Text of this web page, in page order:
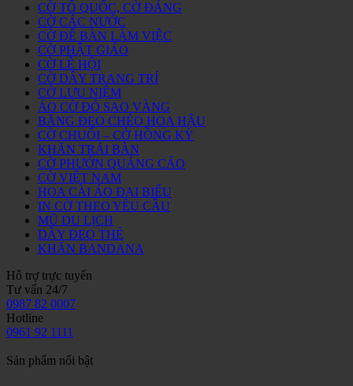
CỜ TỔ QUỐC, CỜ ĐẢNG
CỜ CÁC NƯỚC
CỜ ĐỂ BÀN LÀM VIỆC
CỜ PHẬT GIÁO
CỜ LỄ HỘI
CỜ DÂY TRANG TRÍ
CỜ LƯU NIỆM
ÁO CỜ ĐỎ SAO VÀNG
BĂNG ĐEO CHÉO HOA HẬU
CỜ CHUỐI – CỜ HỒNG KỲ
KHĂN TRẢI BÀN
CỜ PHƯỚN QUẢNG CÁO
CỜ VIỆT NAM
HOA CÀI ÁO ĐẠI BIỂU
IN CỜ THEO YÊU CẦU
MŨ DU LỊCH
DÂY ĐEO THẺ
KHĂN BANDANA
Hỗ trợ trực tuyến
Tư vấn 24/7
0987 82 0007
Hotline
0961 92 1111
Sản phẩm nổi bật